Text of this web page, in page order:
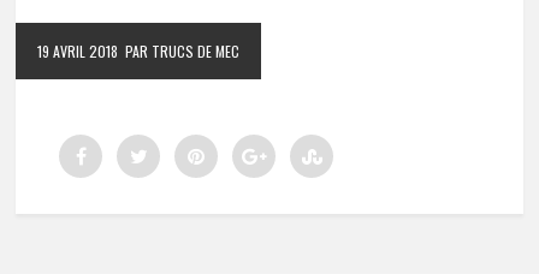
19 AVRIL 2018 PAR TRUCS DE MEC